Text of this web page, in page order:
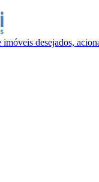
desejados,